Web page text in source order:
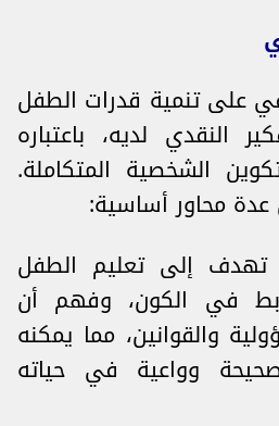
على تنمية قدرات الطفل
النقدي لديه، باعتباره
الشخصية المتكاملة.
محاور أساسية:
تهدف إلى تعليم الطفل
في الكون، وفهم أن
والقوانين، مما يمكنه
وواعية في حياته